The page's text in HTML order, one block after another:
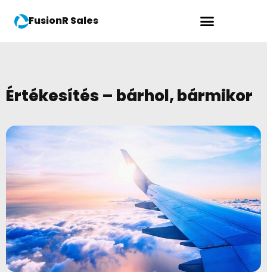
FusionR Sales
Értékesítés – bárhol, bármikor